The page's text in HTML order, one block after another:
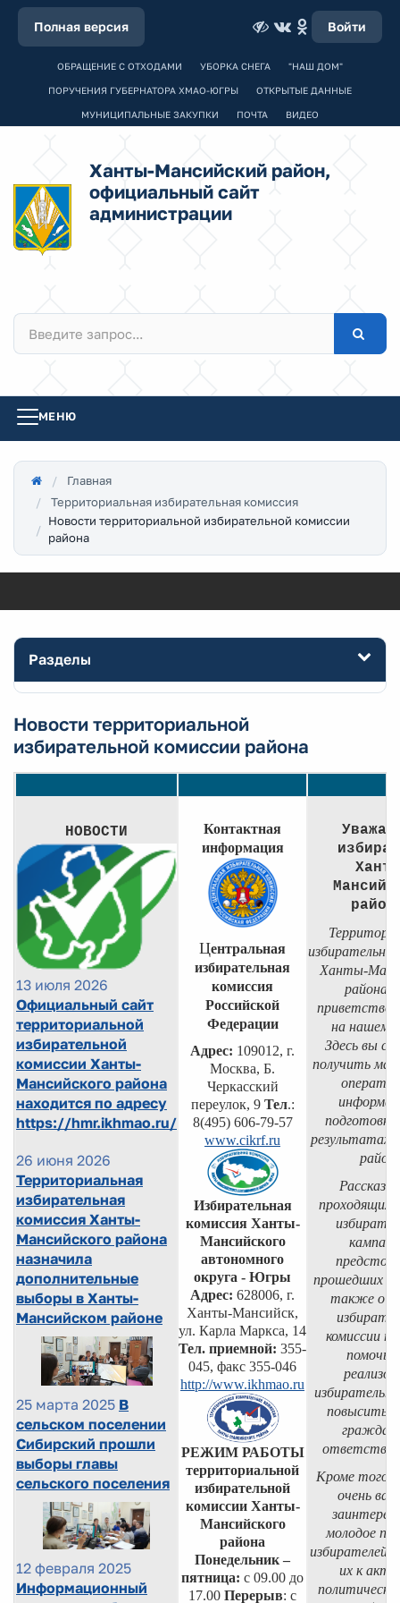
Полная версия Войти
ОБРАЩЕНИЕ С ОТХОДАМИ УБОРКА СНЕГА "НАШ ДОМ"
ПОРУЧЕНИЯ ГУБЕРНАТОРА ХМАО-ЮГРЫ ОТКРЫТЫЕ ДАННЫЕ
МУНИЦИПАЛЬНЫЕ ЗАКУПКИ ПОЧТА ВИДЕО
Ханты-Мансийский район,
официальный сайт
администрации
МЕНЮ
Главная
Территориальная избирательная комиссия
Новости территориальной избирательной комиссии
района
Разделы
Новости территориальной
избирательной комиссии района
НОВОСТИ
13 июля 2026
Официальный сайт
территориальной
избирательной
комиссии Ханты-
Мансийского района
находится по адресу
https://hmr.ikhmao.ru/
26 июня 2026
Территориальная
избирательная
комиссия Ханты-
Мансийского района
назначила
дополнительные
выборы в Ханты-
Мансийском районе
25 марта 2025 В
сельском поселении
Сибирский прошли
выборы главы
сельского поселения
12 февраля 2025
Информационный
Контактная
информация
Центральная
избирательная
комиссия
Российской
Федерации
Адрес: 109012, г.
Москва, Б.
Черкасский
переулок, 9 Тел.:
8(495) 606-79-57
www.cikrf.ru
Избирательная
комиссия Ханты-
Мансийского
автономного
округа - Югры
Адрес: 628006, г.
Ханты-Мансийск,
ул. Карла Маркса, 14
Тел. приемной: 355-
045, факс 355-046
http://www.ikhmao.ru
РЕЖИМ РАБОТЫ
территориальной
избирательной
комиссии Ханты-
Мансийского
района
Понедельник –
пятница: с 09.00 до
17.00 Перерыв: с
Ханты-
района
на нашем
Здесь вы
получить
результатах
проходящих
прошедших
также о
комиссии
помочь
повысить
Кроме того,
очень
молодое
избирателей и
их к